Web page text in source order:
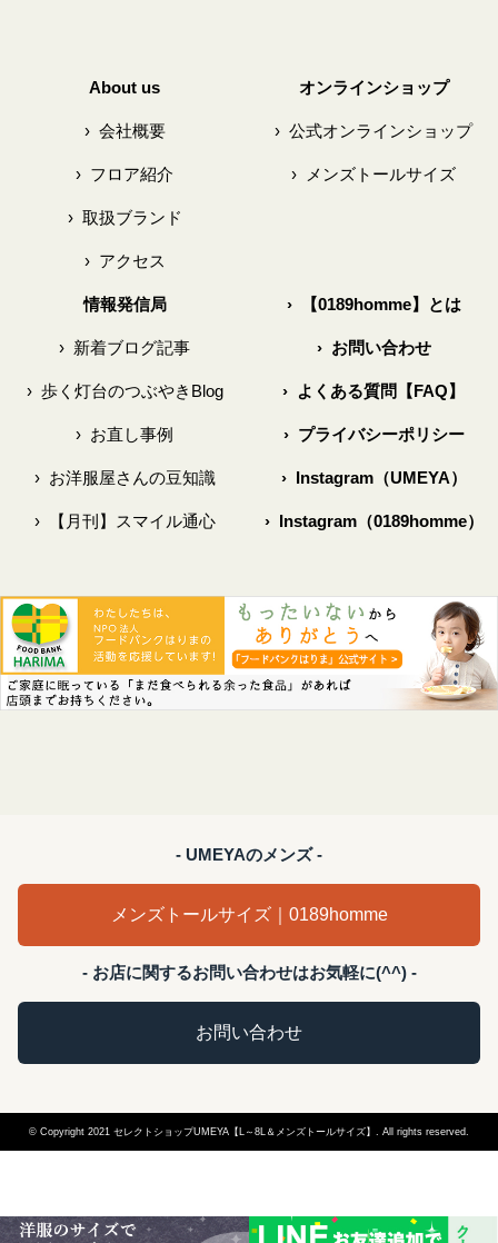
About us
›会社概要
› フロア紹介
›取扱ブランド
›アクセス
オンラインショップ
› 公式オンラインショップ
› メンズトールサイズ
情報発信局
› 新着ブログ記事
›歩く灯台のつぶやきBlog
› お直し事例
›お洋服屋さんの豆知識
›【月刊】スマイル通心
›【0189homme】とは
›お問い合わせ
› よくある質問【FAQ】
›プライバシーポリシー
›Instagram（UMEYA）
›Instagram（0189homme）
- UMEYAのメンズ -
メンズトールサイズ｜0189homme
- お店に関するお問い合わせはお気軽に(^^) -
お問い合わせ
© Copyright 2021 セレクトショップUMEYA【L～8L＆メンズトールサイズ】. All rights reserved.